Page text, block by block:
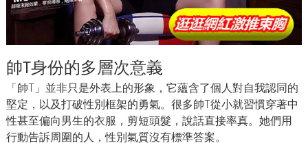
帥T身份的多層次意義
「帥T」並非只是外表上的形象，它蘊含了個人對自我認同的
堅定，以及打破性別框架的勇氣。很多帥T從小就習慣穿著中
性甚至偏向男生的衣服，剪短頭髮，說話直接率真。她們用
行動告訴周圍的人，性別氣質沒有標準答案。